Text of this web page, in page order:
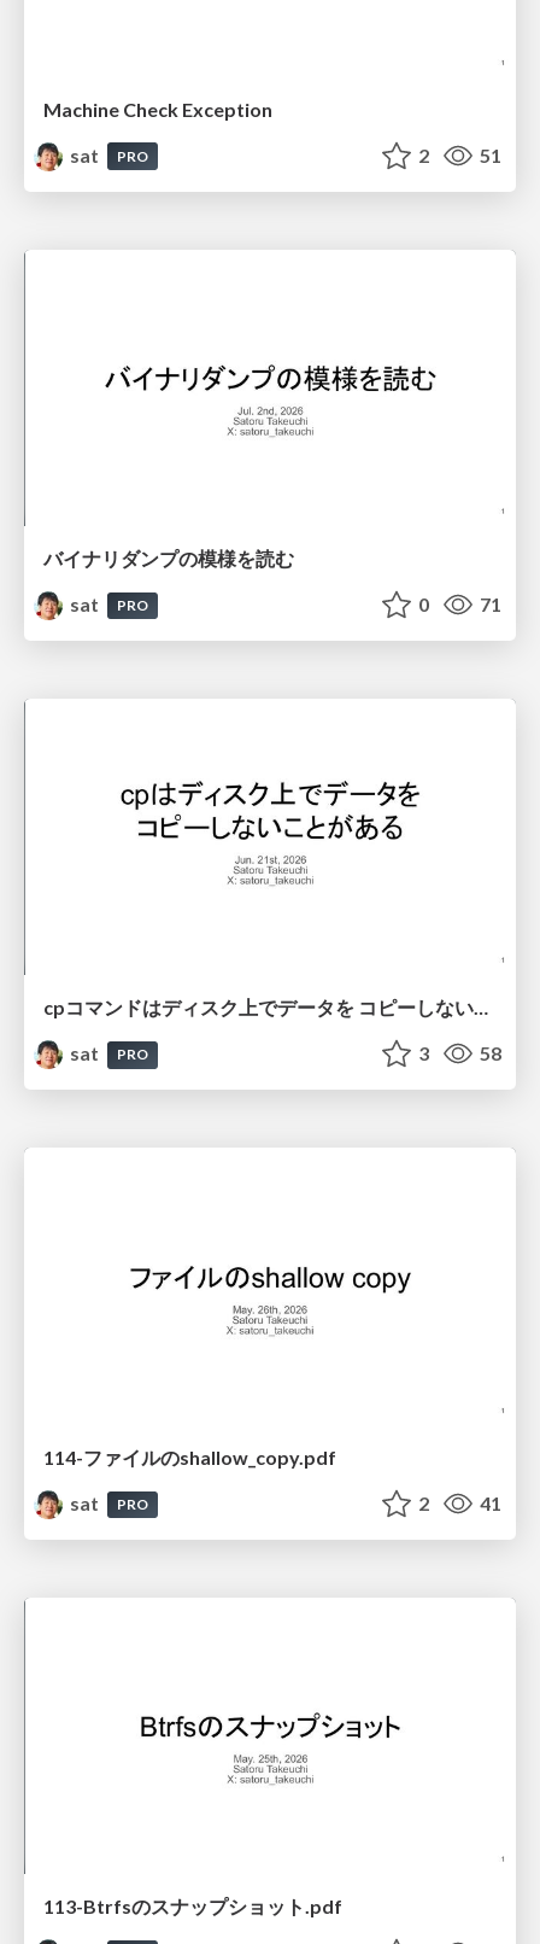
Machine Check Exception
sat
PRO 2 51
バイナリダンプの模様を読む
sat
PRO 0 71
cpコマンドはディスク上でデータを コピーしないことがある
sat
PRO 3 58
114-ファイルのshallow_copy.pdf
sat
PRO 2 41
113-Btrfsのスナップショット.pdf